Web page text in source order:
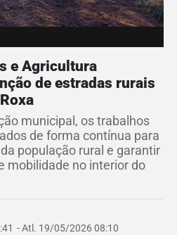
e Agricultura
de estradas rurais
municipal, os trabalhos
de forma contínua para
população rural e garantir
mobilidade no interior do
- Atl. 19/05/2026 08:10